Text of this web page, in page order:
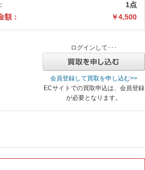
1点
額：
￥4,500
ログインして･･･
会員登録して買取を申し込む>>
ECサイトでの買取申込は、会員登録
が必要となります。